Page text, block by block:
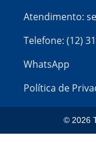
Atendimento:
Telefone: (12)
WhatsApp
Política de
© 2026